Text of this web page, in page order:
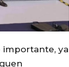
importante, ya